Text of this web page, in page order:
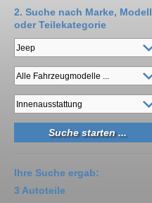
2. Suche nach Marke, Modell
oder Teilekategorie
Ihre Suche ergab:
3 Autoteile